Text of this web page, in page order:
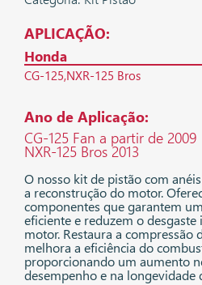
APLICAÇÃO:
Honda
CG-125 NXR-125 Bros
Ano de Aplicação:
CG-125 Fan a partir de 2009
NXR-125 Bros 2013
O nosso kit de pistão com
a reconstrução do motor.
componentes que garantem
eficiente e reduzem o
motor. Restaura a compressão
melhora a eficiência do
proporcionando um aumento
desempenho e na longevidade